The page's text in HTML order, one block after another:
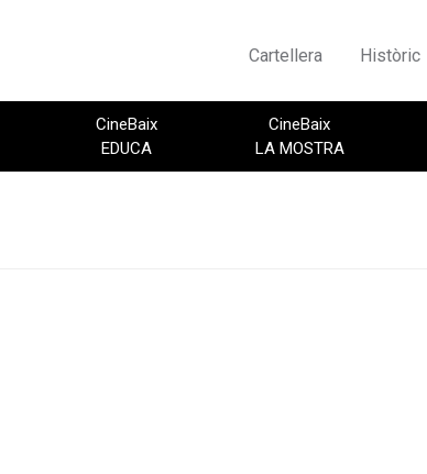
Cartellera Històric
CineBaix
EDUCA
CineBaix
LA MOSTRA